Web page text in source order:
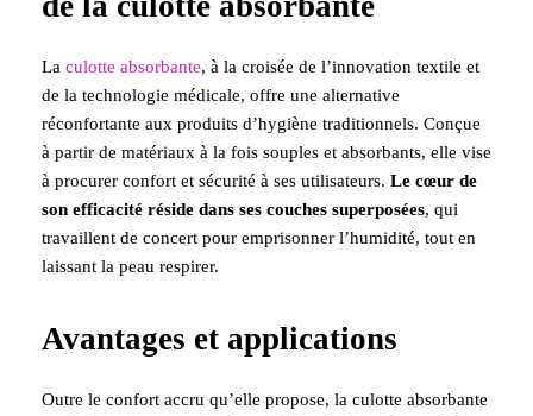
La culotte absorbante, à la croisée de l’innovation textile et
de la technologie médicale, offre une alternative
réconfortante aux produits d’hygiène traditionnels. Conçue
à partir de matériaux à la fois souples et absorbants, elle vise
à procurer confort et sécurité à ses utilisateurs. Le cœur de
son efficacité réside dans ses couches superposées, qui
travaillent de concert pour emprisonner l’humidité, tout en
laissant la peau respirer.
Avantages et applications
Outre le confort accru qu’elle propose, la culotte absorbante